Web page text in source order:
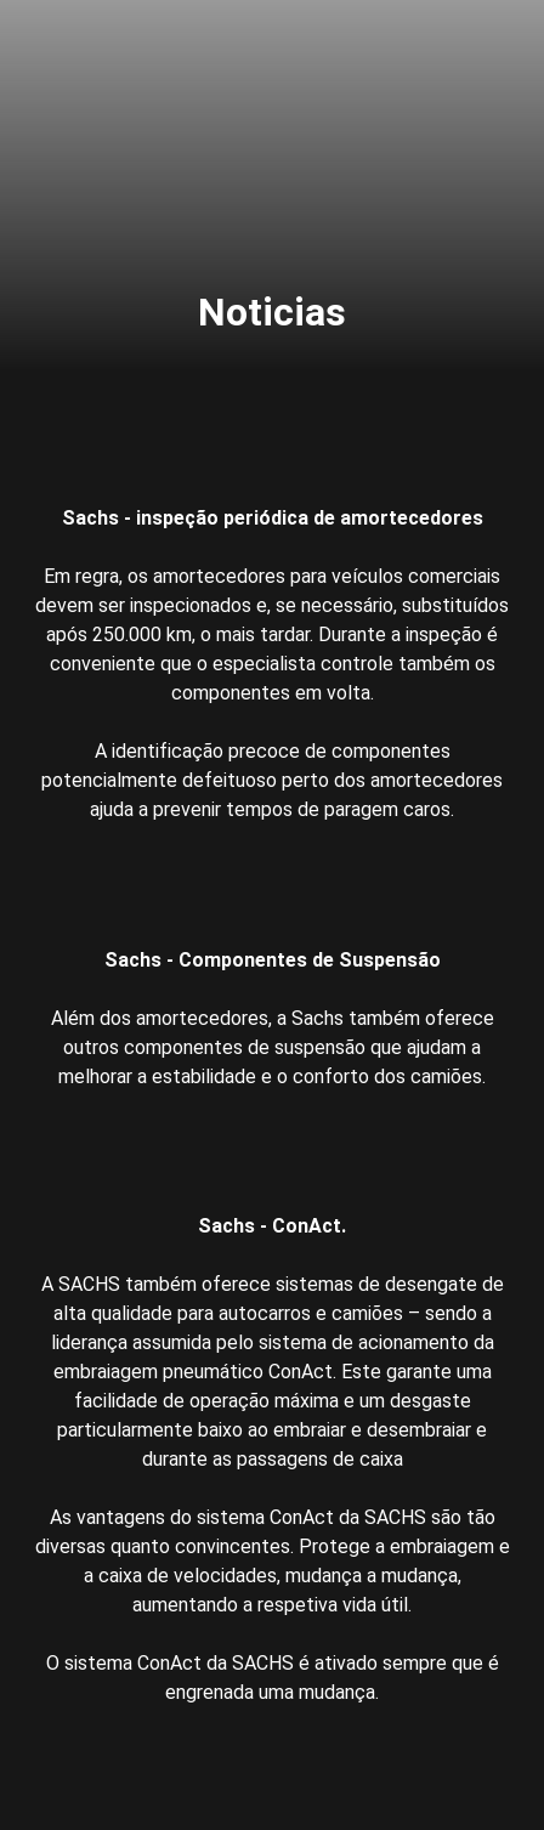
Noticias
Sachs - inspeção periódica de amortecedores
Em regra, os amortecedores para veículos comerciais
devem ser inspecionados e, se necessário, substituídos
após 250.000 km, o mais tardar. Durante a inspeção é
conveniente que o especialista controle também os
componentes em volta.
A identificação precoce de componentes
potencialmente defeituoso perto dos amortecedores
ajuda a prevenir tempos de paragem caros.
Sachs - Componentes de Suspensão
Além dos amortecedores, a Sachs também oferece
outros componentes de suspensão que ajudam a
melhorar a estabilidade e o conforto dos camiões.
Sachs - ConAct.
A SACHS também oferece sistemas de desengate de
alta qualidade para autocarros e camiões – sendo a
liderança assumida pelo sistema de acionamento da
embraiagem pneumático ConAct. Este garante uma
facilidade de operação máxima e um desgaste
particularmente baixo ao embraiar e desembraiar e
durante as passagens de caixa
As vantagens do sistema ConAct da SACHS são tão
diversas quanto convincentes. Protege a embraiagem e
a caixa de velocidades, mudança a mudança,
aumentando a respetiva vida útil.
O sistema ConAct da SACHS é ativado sempre que é
engrenada uma mudança.